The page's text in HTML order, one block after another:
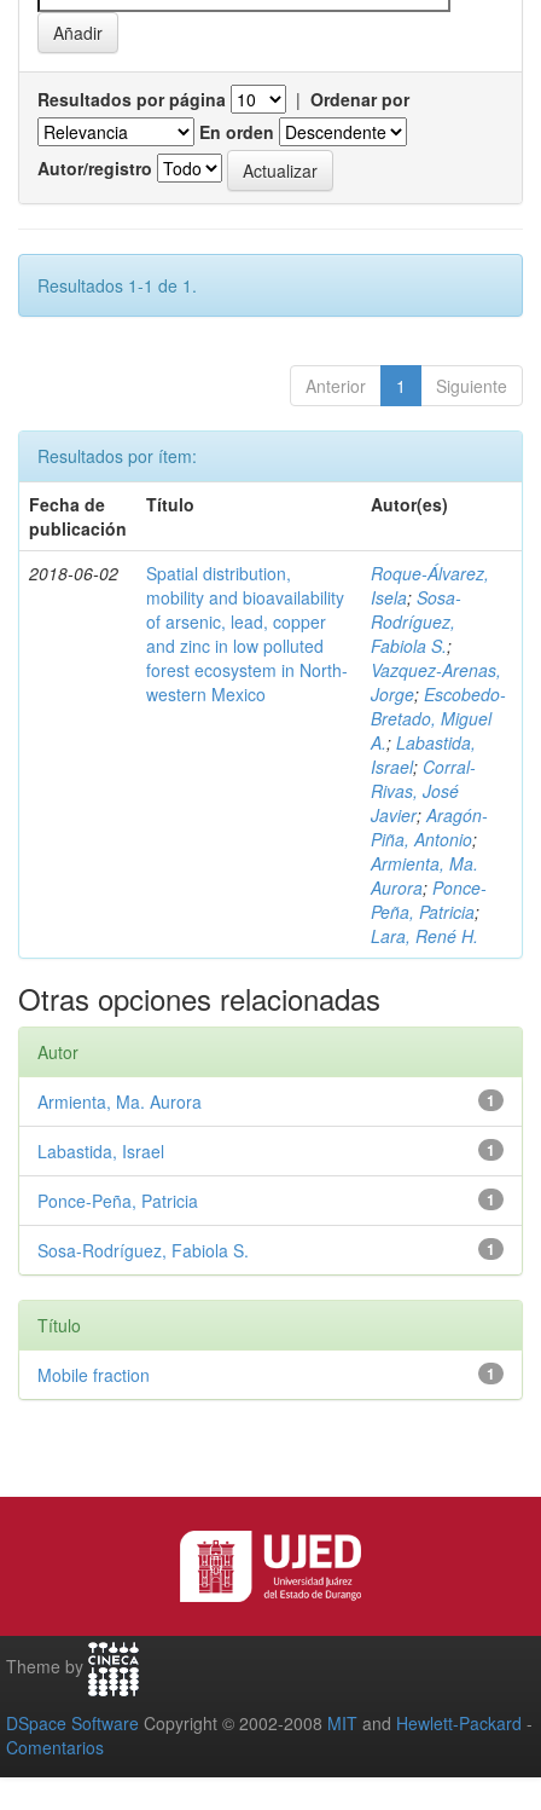
Resultados por página | Ordenar por
En orden
Autor/registro
Resultados 1-1 de 1.
Anterior 1 Siguiente
Resultados por ítem:
Fecha de
publicación
Título Autor(es)
2018-06-02
Spatial distribution,
mobility and bioavailability
of arsenic, lead, copper
and zinc in low polluted
forest ecosystem in North-
western Mexico
Roque-Álvarez,
Isela; Sosa-
Rodríguez,
Fabiola S.;
Vazquez-Arenas,
Jorge; Escobedo-
Bretado, Miguel
A.; Labastida,
Israel; Corral-
Rivas, José
Javier;Aragón-
Piña, Antonio;
Armienta, Ma.
Aurora; Ponce-
Peña, Patricia;
Lara, René H.
Otras opciones relacionadas
Autor
1
Armienta, Ma. Aurora
1
Labastida, Israel
1
Ponce-Peña, Patricia
1
Sosa-Rodríguez, Fabiola S.
Título
1
Mobile fraction
Theme by
DSpace Software Copyright © 2002-2008 MIT and Hewlett-Packard -
Comentarios